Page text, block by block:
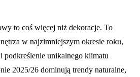
to coś więcej niż dekoracje. To
w najzimniejszym okresie roku,
podkreślenie unikalnego klimatu
2025/26 dominują trendy naturalne,